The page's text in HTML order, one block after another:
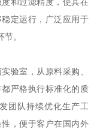
定运行，广泛应用于
。
验室，从原料采购、
严格执行标准化的质
团队持续优化生产工
，便于客户在国内外